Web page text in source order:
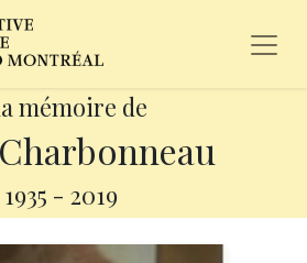
mémoire de
1935 - 2019